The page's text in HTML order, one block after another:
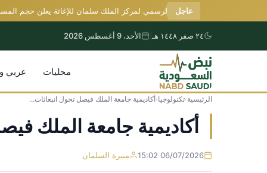
عاجل
المتحدث الرسمي لمركز الملك سلمان للإغاثة يعلن حجم
٢٤ صفر ١٤٤٨ هـ الأحد، 9 أغسطس 2026
محليات عربي
الرئيسية›تكنولوجيا›أكاديمية جامعة الملك فيصل تحول انبعاثات...
أكاديمية جامعة الملك
06/07/2026 15:02 منيرة السلمان